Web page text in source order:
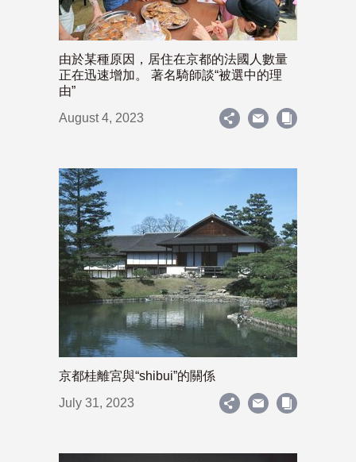
由於某種原因，居住在京都的法國人數量
正在迅速增加。 著名騎師談“被選中的理
由”
August 4, 2023
京都桂離宮與“shibui”的關係
July 31, 2023